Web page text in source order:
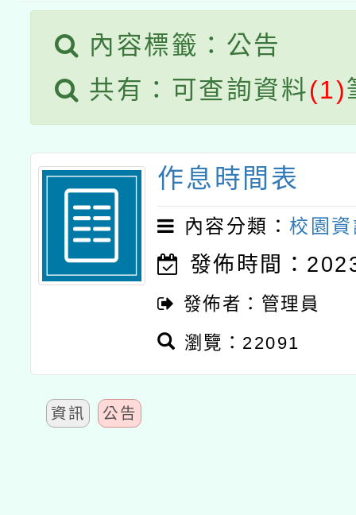
業技術研究院辦理「
用水績優單位及節水達
動」
115年8月22日(星期六
桃園市孔廟祈福系列
開 智慧啟航」
2026年桃園地景藝術
內容標籤：公告
共有：可查詢資料(1)
作息時間表
內容分類：校園
發佈時間：
發佈者：管理員
瀏覽：22091
資訊 公告